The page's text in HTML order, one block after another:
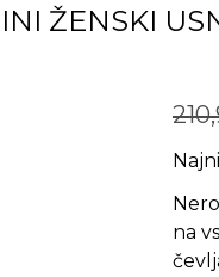
ŽENSKI
na